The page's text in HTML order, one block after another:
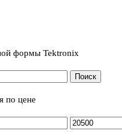
формы Tektronix
по цене
Максимальная